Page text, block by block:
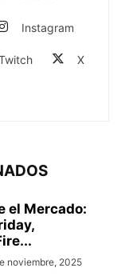
Instagram
X
el Mercado:
noviembre, 2025